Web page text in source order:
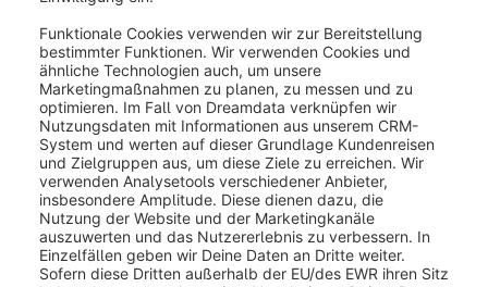
Du befindest dich nun im Warenkorb und siehst in der
Übersicht (4)nochmals den Shopware Academy
Pass mit den zugehörigen Konditionen sowie den
zuvor ausgewählten Nutzer. Nachdem du alle
Angaben geprüft hast, kannst du die Bestellung